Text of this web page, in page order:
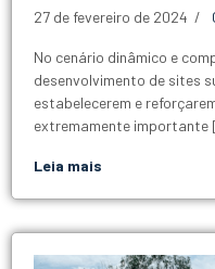
27 de fevereiro de 2024
No cenário dinâmico e
desenvolvimento de sites
estabelecerem e
extremamente
Leia mais